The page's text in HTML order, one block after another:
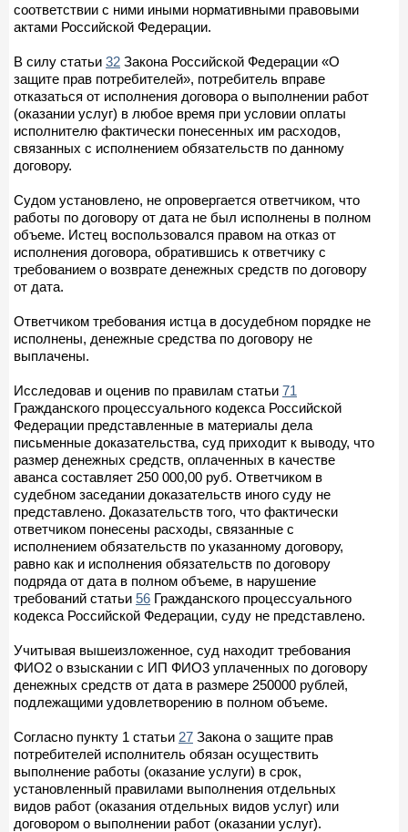
соответствии с ними иными нормативными правовыми
актами Российской Федерации.
В силу статьи 32 Закона Российской Федерации «О
защите прав потребителей», потребитель вправе
отказаться от исполнения договора о выполнении работ
(оказании услуг) в любое время при условии оплаты
исполнителю фактически понесенных им расходов,
связанных с исполнением обязательств по данному
договору.
Судом установлено, не опровергается ответчиком, что
работы по договору от дата не был исполнены в полном
объеме. Истец воспользовался правом на отказ от
исполнения договора, обратившись к ответчику с
требованием о возврате денежных средств по договору
от дата.
Ответчиком требования истца в досудебном порядке не
исполнены, денежные средства по договору не
выплачены.
Исследовав и оценив по правилам статьи 71
Гражданского процессуального кодекса Российской
Федерации представленные в материалы дела
письменные доказательства, суд приходит к выводу, что
размер денежных средств, оплаченных в качестве
аванса составляет 250 000,00 руб. Ответчиком в
судебном заседании доказательств иного суду не
представлено. Доказательств того, что фактически
ответчиком понесены расходы, связанные с
исполнением обязательств по указанному договору,
равно как и исполнения обязательств по договору
подряда от дата в полном объеме, в нарушение
требований статьи 56 Гражданского процессуального
кодекса Российской Федерации, суду не представлено.
Учитывая вышеизложенное, суд находит требования
ФИО2 о взыскании с ИП ФИО3 уплаченных по договору
денежных средств от дата в размере 250000 рублей,
подлежащими удовлетворению в полном объеме.
Согласно пункту 1 статьи 27 Закона о защите прав
потребителей исполнитель обязан осуществить
выполнение работы (оказание услуги) в срок,
установленный правилами выполнения отдельных
видов работ (оказания отдельных видов услуг) или
договором о выполнении работ (оказании услуг).